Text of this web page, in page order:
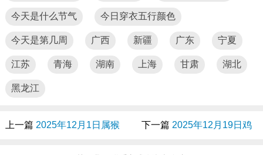
今天是什么节气 今日穿衣五行颜色
今天是第几周 广西 新疆 广东 宁夏
江苏 青海 湖南 上海 甘肃 湖北
黑龙江
上一篇 2025年12月1日属猴
下一篇 2025年12月19日鸡